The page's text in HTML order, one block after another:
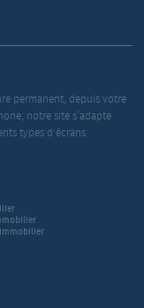
permanent, depuis votre
notre site s’adapte
types d'écrans
immobilier